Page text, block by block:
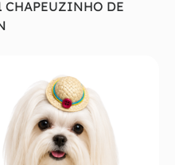
CHAPEUZINHO DE